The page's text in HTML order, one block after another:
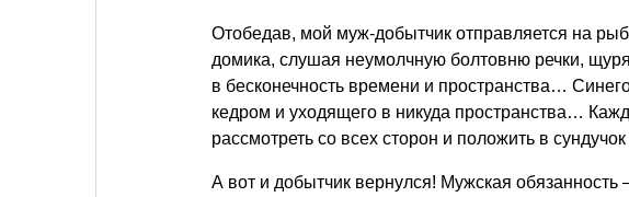
Отобедав, мой муж-добытчик отправляется на
домика, слушая неумолчную болтовню речки,
в бесконечность времени и пространства…
кедром и уходящего в никуда пространства…
рассмотреть со всех сторон и положить в
А вот и добытчик вернулся! Мужская